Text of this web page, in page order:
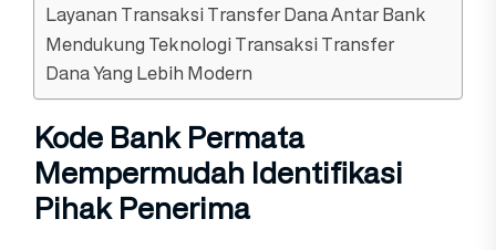
Layanan Transaksi Transfer Dana Antar Bank
Mendukung Teknologi Transaksi Transfer
Dana Yang Lebih Modern
Kode Bank Permata
Mempermudah Identifikasi
Pihak Penerima